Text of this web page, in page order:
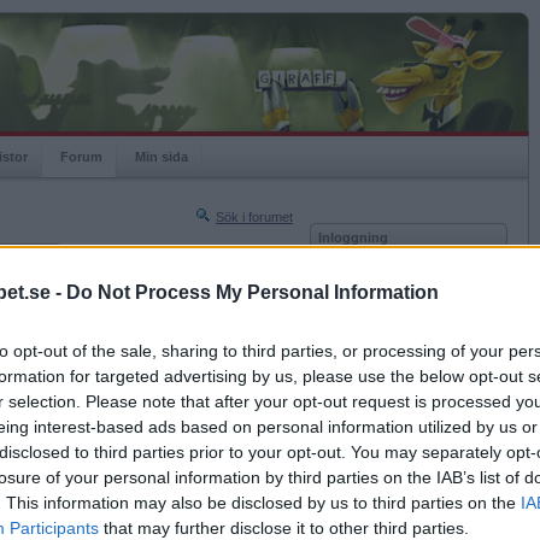
- Do Not Process My Personal Information
opt-out of the sale, sharing to third parties, or processing of your
for targeted advertising by us, please use the below opt-out
selection. Please note that after your opt-out request is processed
interest-based ads based on personal information utilized by us
to third parties prior to your opt-out. You may separately
of your personal information by third parties on the IAB’s list of
This information may also be disclosed by us to third parties on the
Participants that may further disclose it to other third parties.
Forum Min sida
Sök i forumet
Nästa sida »
2024-08-11 10:14
Inloggning
Kom ihåg mig
Glömt ditt lösenord?
Få ny aktiveringslänk
Betapet är gratis!